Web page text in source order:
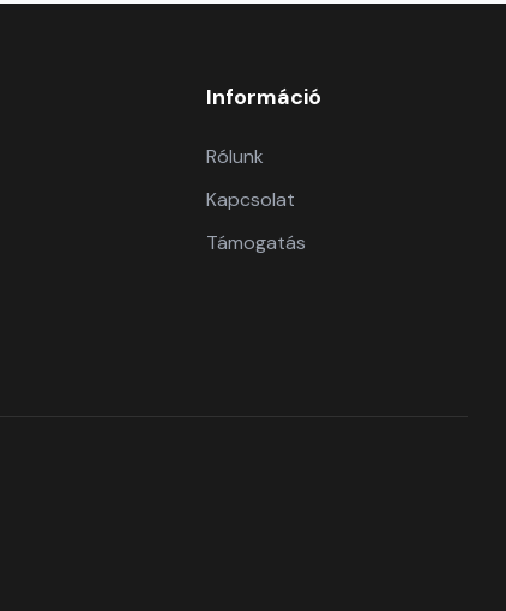
Információ
Rólunk
Kapcsolat
Támogatás